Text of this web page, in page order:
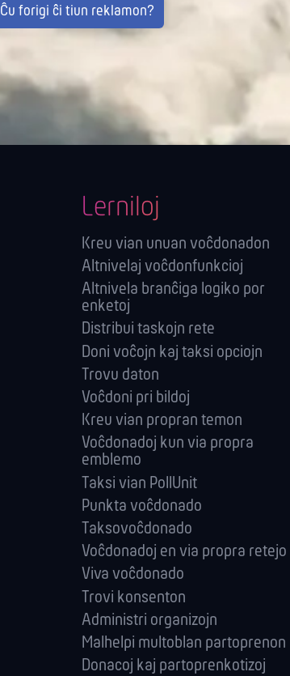
Ĉu forigi ĉi tiun reklamon?
Lerniloj
Kreu vian unuan voĉdonadon
Altnivelaj voĉdonfunkcioj
Altnivela branĉiga logiko por
enketoj
Distribui taskojn rete
Doni voĉojn kaj taksi opciojn
Trovu daton
Voĉdoni pri bildoj
Kreu vian propran temon
Voĉdonadoj kun via propra
emblemo
Taksi vian PollUnit
Punkta voĉdonado
Taksovoĉdonado
Voĉdonadoj en via propra retejo
Viva voĉdonado
Trovi konsenton
Administri orga­nizojn
Malhelpi multoblan partoprenon
Donacoj kaj partoprenkotizoj